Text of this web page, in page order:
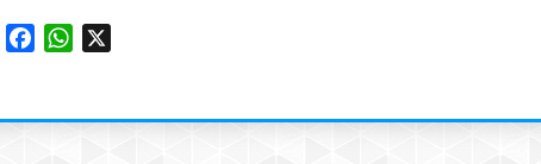
FacebookWhatsApp